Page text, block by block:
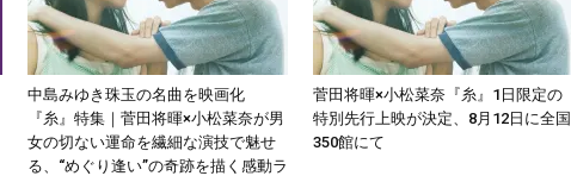
中島みゆき珠玉の名曲を映画化
『糸』特集｜菅田将暉×小松菜奈が男
女の切ない運命を繊細な演技で魅せ
る、“めぐり逢い”の奇跡を描く感動ラ
菅田将暉×小松菜奈『糸』1日限定の
特別先行上映が決定、8月12日に全国
350館にて